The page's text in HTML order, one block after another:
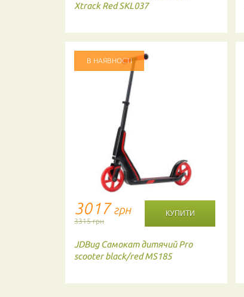
Xtrack Red SKL037
В НАЯВНОСТІ
3017грн
3315 грн
JDBug Самокат дитячий Pro
scooter black/red MS185